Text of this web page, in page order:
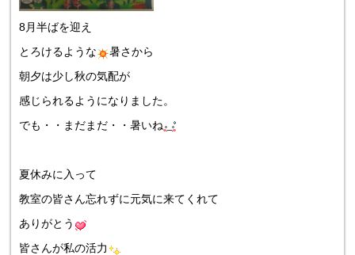
8月半ばを迎え
とろけるような
暑さから
朝夕は少し秋の気配が
感じられるようになりました。
でも・・まだまだ・・暑いね
夏休みに入って
教室の皆さん忘れずに元気に来てくれて
ありがとう
皆さんが私の活力